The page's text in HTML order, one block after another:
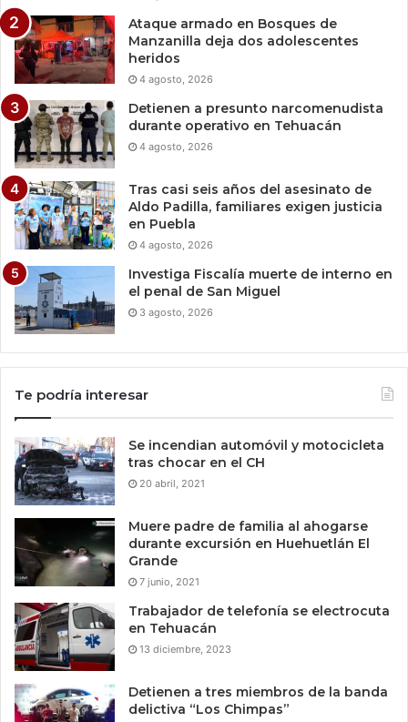
Ataque armado en Bosques de
Manzanilla deja dos adolescentes
heridos
4 agosto, 2026
Detienen a presunto narcomenudista
durante operativo en Tehuacán
4 agosto, 2026
Tras casi seis años del asesinato de
Aldo Padilla, familiares exigen justicia
en Puebla
4 agosto, 2026
Investiga Fiscalía muerte de interno en
el penal de San Miguel
3 agosto, 2026
Te podría interesar
Se incendian automóvil y motocicleta
tras chocar en el CH
20 abril, 2021
Muere padre de familia al ahogarse
durante excursión en Huehuetlán El
Grande
7 junio, 2021
Trabajador de telefonía se electrocuta
en Tehuacán
13 diciembre, 2023
Detienen a tres miembros de la banda
delictiva “Los Chimpas”